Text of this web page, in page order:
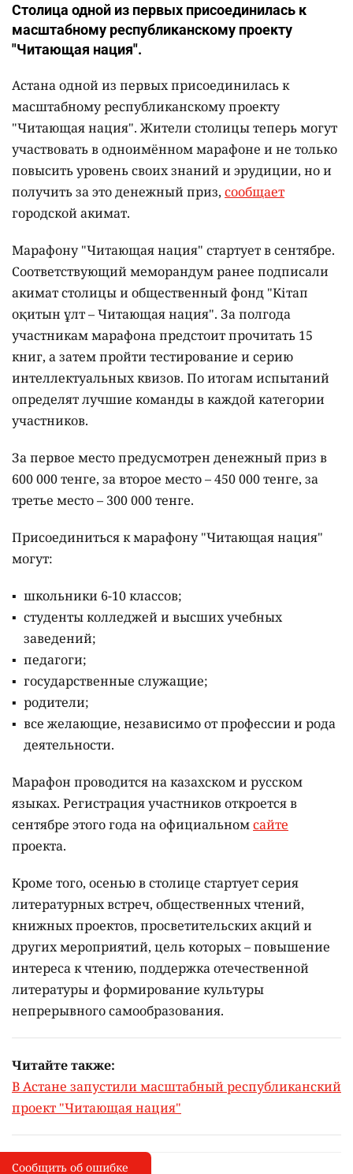
Столица одной из первых присоединилась к
масштабному республиканскому проекту
"Читающая нация".
Астана одной из первых присоединилась к
масштабному республиканскому проекту
"Читающая нация". Жители столицы теперь могут
участвовать в одноимённом марафоне и не только
повысить уровень своих знаний и эрудиции, но и
получить за это денежный приз, сообщает
городской акимат.
Марафону "Читающая нация" стартует в сентябре.
Соответствующий меморандум ранее подписали
акимат столицы и общественный фонд "Кітап
оқитын ұлт – Читающая нация". За полгода
участникам марафона предстоит прочитать 15
книг, а затем пройти тестирование и серию
интеллектуальных квизов. По итогам испытаний
определят лучшие команды в каждой категории
участников.
За первое место предусмотрен денежный приз в
600 000 тенге, за второе место – 450 000 тенге, за
третье место – 300 000 тенге.
Присоединиться к марафону "Читающая нация"
могут:
школьники 6-10 классов;
студенты колледжей и высших учебных
заведений;
педагоги;
государственные служащие;
родители;
все желающие, независимо от профессии и рода
деятельности.
Марафон проводится на казахском и русском
языках. Регистрация участников откроется в
сентябре этого года на официальномсайте
проекта.
Кроме того, осенью в столице стартует серия
литературных встреч, общественных чтений,
книжных проектов, просветительских акций и
других мероприятий, цель которых –повышение
интереса к чтению, поддержка отечественной
литературы и формирование культуры
непрерывного самообразования.
Читайте также:
В Астане запустили масштабный республиканский
проект "Читающая нация"
I
Сообщить об опечатке
Сообщить об ошибке